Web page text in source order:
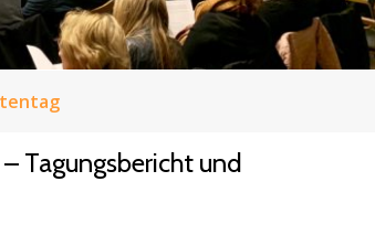
Tagungsbericht und